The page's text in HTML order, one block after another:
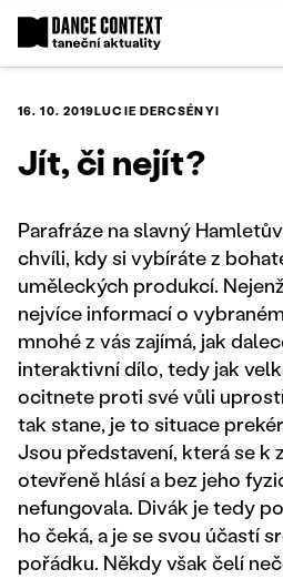
16. 10. 2019LUCIE DERCSÉNYI
Jít, či nejít?
Parafráze na slavný
chvíli, kdy si vybíráte z
uměleckých produkcí.
nejvíce informací o
mnohé z vás zajímá, jak
interaktivní dílo, tedy jak
ocitnete proti své vůli
tak stane, je to situace
Jsou představení, která se k
otevřeně hlásí a bez jeho
nefungovala. Divák je tedy
ho čeká, a je se svou účastí
pořádku. Někdy však čelí